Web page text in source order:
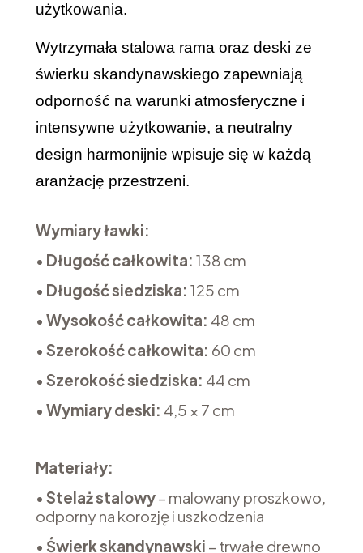
użytkowania.
Wytrzymała stalowa rama oraz deski ze
świerku skandynawskiego zapewniają
odporność na warunki atmosferyczne i
intensywne użytkowanie, a neutralny
design harmonijnie wpisuje się w każdą
aranżację przestrzeni.
Wymiary ławki:
• Długość całkowita: 138 cm
• Długość siedziska: 125 cm
• Wysokość całkowita: 48 cm
• Szerokość całkowita: 60 cm
• Szerokość siedziska: 44 cm
• Wymiary deski: 4,5 × 7 cm
Materiały:
• Stelaż stalowy– malowany proszkowo,
odporny na korozję i uszkodzenia
• Świerk skandynawski – trwałe drewno